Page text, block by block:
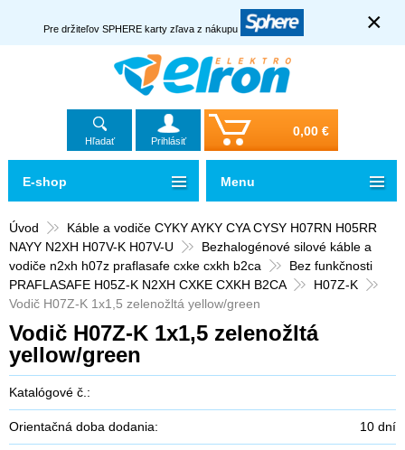
Pre držiteľov SPHERE karty zľava z nákupu ×
Hľadať Prihlásiť
0,00 €
Úvod
Káble a vodiče CYKY AYKY CYA CYSY H07RN H05RR
NAYY N2XH H07V-K H07V-U
Bezhalogénové silové káble a
vodiče n2xh h07z praflasafe cxke cxkh b2ca
Bez funkčnosti
PRAFLASAFE H05Z-K N2XH CXKE CXKH B2CA
H07Z-K
Vodič H07Z-K 1x1,5 zelenožltá yellow/green
Vodič H07Z-K 1x1,5 zelenožltá
yellow/green
Katalógové č.:
Orientačná doba dodania: 10 dní
E-shop Menu